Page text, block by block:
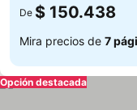
De $ 150.438
Mira precios de 7
Opción destacada